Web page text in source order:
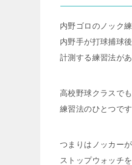
内野ゴロのノック
内野手が打球捕球
計測する練習法があ
高校野球クラスで
練習法のひとつです
つまりはノッカーが
ストップウォッチ